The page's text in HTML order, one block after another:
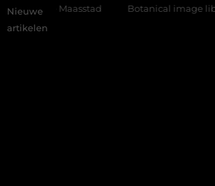
Nieuwe
artikelen
Botanical image library voor